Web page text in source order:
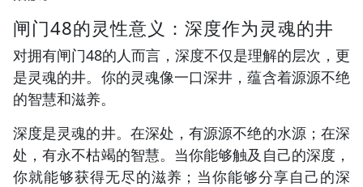
闸门48的灵性意义：深度作为灵魂的井
对拥有闸门48的人而言，深度不仅是理解的层次，更
是灵魂的井。你的灵魂像一口深井，蕴含着源源不绝
的智慧和滋养。
深度是灵魂的井。在深处，有源源不绝的水源；在深
处，有永不枯竭的智慧。当你能够触及自己的深度，
你就能够获得无尽的滋养；当你能够分享自己的深